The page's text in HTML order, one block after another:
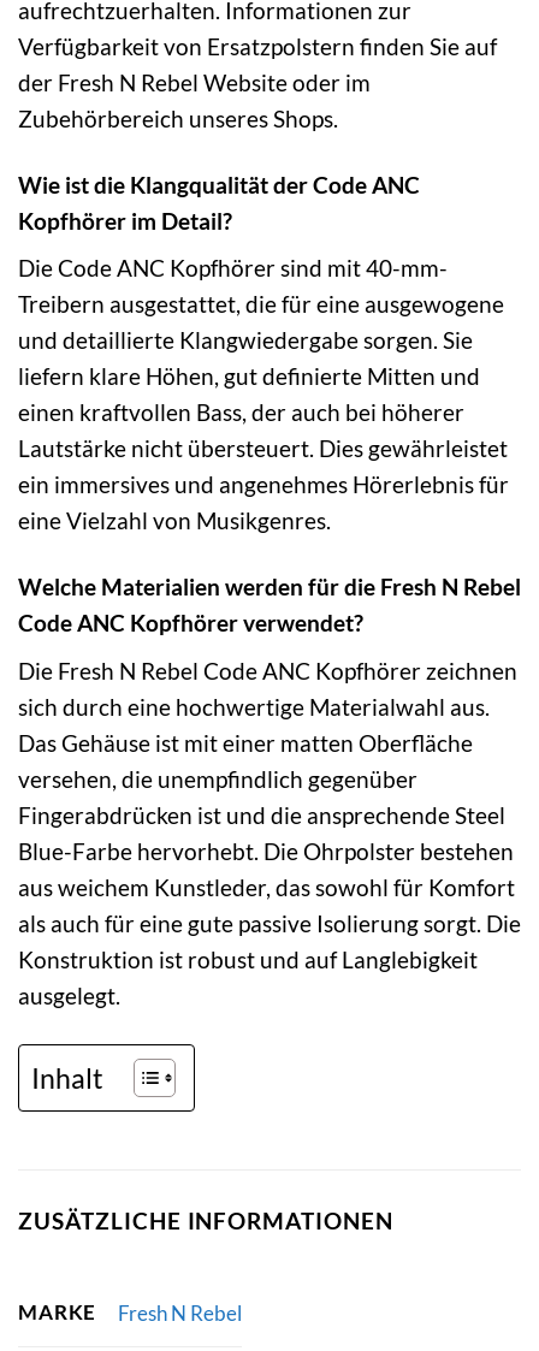
aufrechtzuerhalten. Informationen zur
Verfügbarkeit von Ersatzpolstern finden Sie auf
der Fresh N Rebel Website oder im
Zubehörbereich unseres Shops.
Wie ist die Klangqualität der Code ANC
Kopfhörer im Detail?
Die Code ANC Kopfhörer sind mit 40-mm-
Treibern ausgestattet, die für eine ausgewogene
und detaillierte Klangwiedergabe sorgen. Sie
liefern klare Höhen, gut definierte Mitten und
einen kraftvollen Bass, der auch bei höherer
Lautstärke nicht übersteuert. Dies gewährleistet
ein immersives und angenehmes Hörerlebnis für
eine Vielzahl von Musikgenres.
Welche Materialien werden für die Fresh N Rebel
Code ANC Kopfhörer verwendet?
Die Fresh N Rebel Code ANC Kopfhörer zeichnen
sich durch eine hochwertige Materialwahl aus.
Das Gehäuse ist mit einer matten Oberfläche
versehen, die unempfindlich gegenüber
Fingerabdrücken ist und die ansprechende Steel
Blue-Farbe hervorhebt. Die Ohrpolster bestehen
aus weichem Kunstleder, das sowohl für Komfort
als auch für eine gute passive Isolierung sorgt. Die
Konstruktion ist robust und auf Langlebigkeit
ausgelegt.
Inhalt
ZUSÄTZLICHE INFORMATIONEN
MARKE Fresh N Rebel